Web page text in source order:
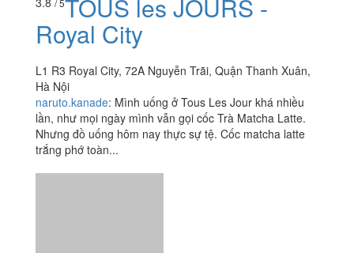
Nhưng đồ uống hôm nay thực sự tệ. Cốc matcha latte
trắng phớ toàn...